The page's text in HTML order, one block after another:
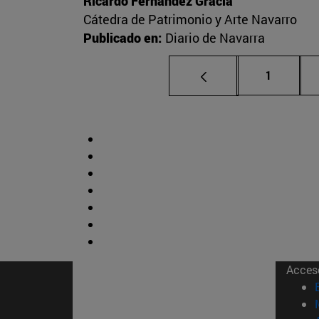
Cátedra de Patrimonio y Arte Navarro
Publicado en: Diario de Navarra
Página
1